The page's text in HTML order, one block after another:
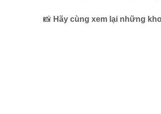
📸 Hãy cùng xem lại những